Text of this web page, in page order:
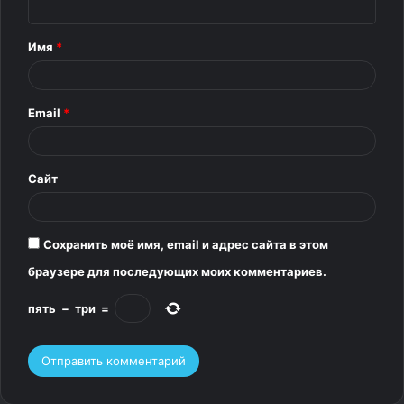
и
*
Имя *
Email *
Сайт
Сохранить моё имя, email и адрес сайта в этом
браузере для последующих моих комментариев.
пять − три =